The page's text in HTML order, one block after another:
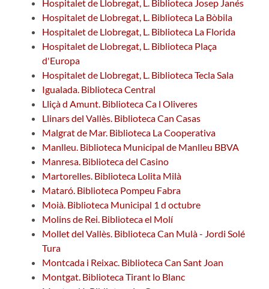
Hospitalet de Llobregat, L. Biblioteca Josep Janés
Hospitalet de Llobregat, L. Biblioteca La Bòbila
Hospitalet de Llobregat, L. Biblioteca La Florida
Hospitalet de Llobregat, L. Biblioteca Plaça
d'Europa
Hospitalet de Llobregat, L. Biblioteca Tecla Sala
Igualada. Biblioteca Central
Lliçà d Amunt. Biblioteca Ca l Oliveres
Llinars del Vallès. Biblioteca Can Casas
Malgrat de Mar. Biblioteca La Cooperativa
Manlleu. Biblioteca Municipal de Manlleu BBVA
Manresa. Biblioteca del Casino
Martorelles. Biblioteca Lolita Milà
Mataró. Biblioteca Pompeu Fabra
Moià. Biblioteca Municipal 1 d octubre
Molins de Rei. Biblioteca el Molí
Mollet del Vallès. Biblioteca Can Mulà - Jordi Solé
Tura
Montcada i Reixac. Biblioteca Can Sant Joan
Montgat. Biblioteca Tirant lo Blanc